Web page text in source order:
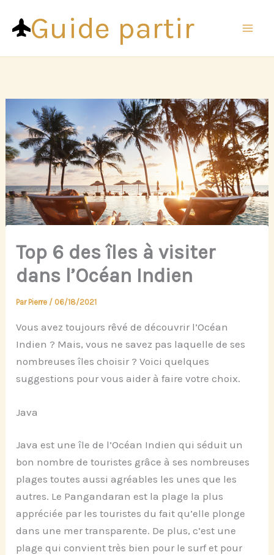
contenuGuide partir
Top 6 des îles à visiter
dans l’Océan Indien
Par Pierre / 06/18/2021
Vous avez toujours rêvé de découvrir l’Océan
Indien ? Mais, vous ne savez pas laquelle de ses
nombreuses îles choisir ? Voici quelques
suggestions pour vous aider à faire votre choix.
Java
Java est une île de l’Océan Indien qui séduit un
bon nombre de touristes grâce à ses nombreuses
plages toutes aussi agréables les unes que les
autres. Le Pangandaran est la plage la plus
appréciée par les touristes du fait qu’elle plonge
dans une mer transparente. De plus, c’est une
plage qui convient très bien pour le surf et pour